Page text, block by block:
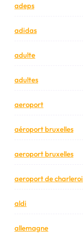
adeps
adidas
adulte
adultes
aeroport
aéroport bruxelles
aeroport bruxelles
aeroport de charleroi
aldi
allemagne